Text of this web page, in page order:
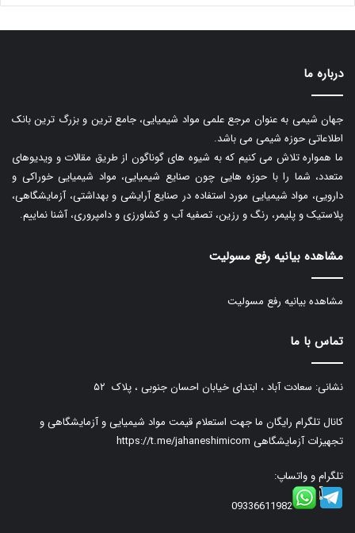
درباره ما
جهان شیمی به عنوان مرجع علمی مواد شیمیایی، جامع ترین و بزرگ ترین بانک
اطلاعاتی حوزه شیمی می باشد.
ما همواره تلاش می کنیم که به شیوه های گوناگون از طریق مقالات و ویدیوهای
متعدد، شما را با حوزه هایی چون صنایع شیمیایی، مواد شیمیایی خوراکی و
دارویی، مواد شیمیایی مورد استفاده در صنایع آرایشی و بهداشتی، آزمایشگاهی،
پلاستیک و پلیمر، رنگ و رزین، تصفیه آب و کشاورزی و دامپروری، آشنا نماییم.
مشاهده بیانیه رفع مسولیت
مشاهده بیانیه رفع مسولیت
تماس با ما
نشانی: سعادت آباد ، ابتدای خیابان احسان جنوبی ، پلاک ۵۲
کانال تلگرام رایگان ما جهت استعلام قیمت مواد شیمیایی و آزمایشگاهی و
تجهیزات آزمایشگاهی https://t.me/jahaneshimicom
تلگرام و واتساپ:
09336611982